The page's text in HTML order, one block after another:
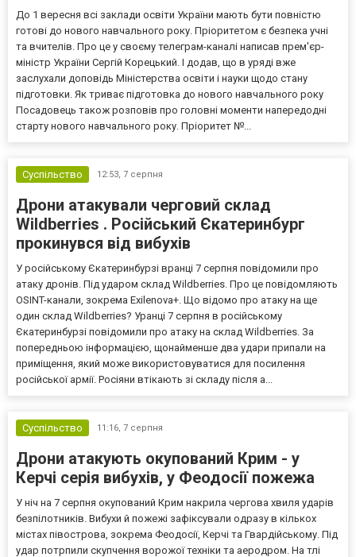
До 1 вересня всі заклади освіти України мають бути повністю
готові до нового навчального року. Пріоритетом є безпека учні
та вчителів. Про це у своєму телеграм-каналі написав прем'єр-
міністр України Сергій Корецький. І додав, що в уряді вже
заслухали доповідь Міністерства освіти і науки щодо стану
підготовки. Як триває підготовка до нового навчального року
Посадовець також розповів про головні моменти напередодні
старту нового навчального року. Пріоритет №...
Суспільство 12:53, 7 серпня
Дрони атакували черговий склад
Wildberries . Російський Єкатеринбург
прокинувся від вибухів
У російському Єкатеринбурзі вранці 7 серпня повідомили про
атаку дронів. Під ударом склад Wildberries. Про це повідомляють
OSINT-канали, зокрема Exilenova+. Що відомо про атаку на ще
один склад Wildberries? Уранці 7 серпня в російському
Єкатеринбурзі повідомили про атаку на склад Wildberries. За
попередньою інформацією, щонайменше два удари припали на
приміщення, який може використовуватися для посилення
російської армії. Росіяни втікають зі складу після а...
Суспільство 11:16, 7 серпня
Дрони атакують окупований Крим - у
Керчі серія вибухів, у Феодосії пожежа
У ніч на 7 серпня окупований Крим накрила чергова хвиля ударів
безпілотників. Вибухи й пожежі зафіксували одразу в кількох
містах півострова, зокрема Феодосії, Керчі та Гвардійському. Під
удар потрпили скупчення ворожої техніки та аеродром. На тлі